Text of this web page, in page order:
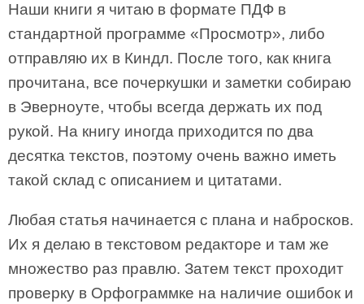
Наши книги я читаю в формате ПДФ в
стандартной программе «Просмотр», либо
отправляю их в Киндл. После того, как книга
прочитана, все почеркушки и заметки собираю
в Эверноуте, чтобы всегда держать их под
рукой. На книгу иногда приходится по два
десятка текстов, поэтому очень важно иметь
такой склад с описанием и цитатами.
Любая статья начинается с плана и набросков.
Их я делаю в текстовом редакторе и там же
множество раз правлю. Затем текст проходит
проверку в Орфограммке на наличие ошибок и